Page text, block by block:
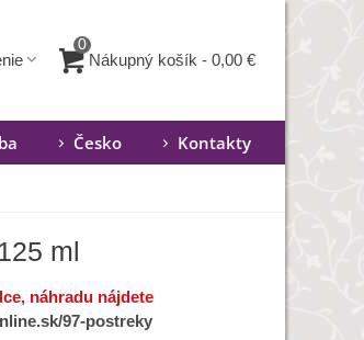
0
Nákupný košík - 0,00 €
Česko Kontakty
ml
náhradu nájdete
97-postreky